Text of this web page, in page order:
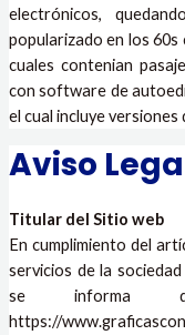
electrónicos,
popularizado en los 60s
cuales contenian
con software de
el cual incluye versiones
Aviso
Titular del Sitio web
En cumplimiento del
servicios de la
se informa
https://